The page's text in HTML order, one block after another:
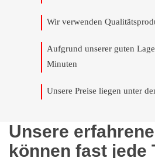
Wir verwenden
Aufgrund unserer guten
Minuten
Unsere Preise liegen unter
Unsere
können fast jede